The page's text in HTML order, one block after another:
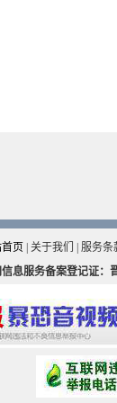
首页 关于我们 服务条
息服务备案登记证：